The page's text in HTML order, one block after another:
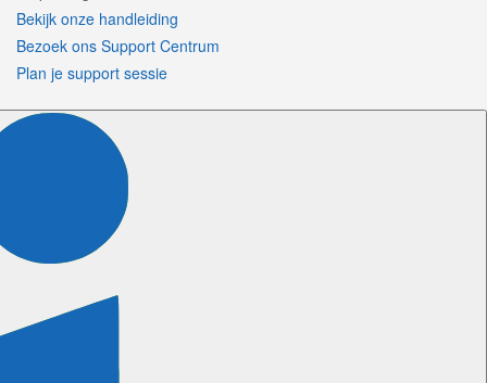
Bekijk onze handleiding
Bezoek ons Support Centrum
Plan je support sessie
Volg ons
Certificeringen